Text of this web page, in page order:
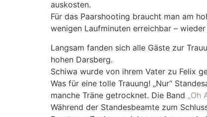
auskosten.
Für das Paarshooting braucht man am
wenigen Laufminuten erreichbar –
Langsam fanden sich alle Gäste zur
hohen Darsberg.
Schiwa wurde von ihrem Vater zu Felix
Was für eine tolle Trauung! „Nur“
manche Träne getrocknet. Die Band „Oh
Während der Standesbeamte zum